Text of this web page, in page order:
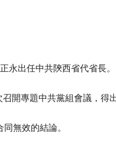
永出任中共陝西省代省長
召開專題中共黨組會議，得
無效的結論。